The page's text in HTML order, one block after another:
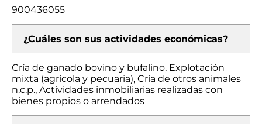
900436055
¿Cuáles son sus actividades económicas?
Cría de ganado bovino y bufalino, Explotación
mixta (agrícola y pecuaria), Cría de otros animales
n.c.p., Actividades inmobiliarias realizadas con
bienes propios o arrendados